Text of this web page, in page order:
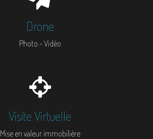
Drone
Photo - Vidéo
Visite Virtuelle
Mise en valeur immobilière